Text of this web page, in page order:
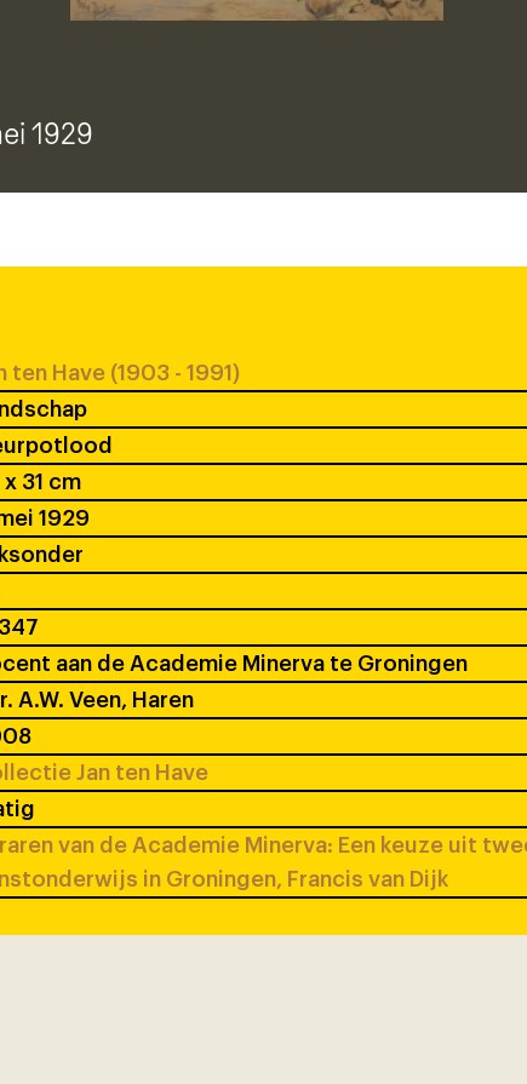
1929
ten Have (1903 - 1991)
x 31 cm
1929
aan de Academie Minerva te Groningen
A.W. Veen, Haren
Jan ten Have
van de Academie Minerva: Een keuze uit
in Groningen, Francis van Dijk